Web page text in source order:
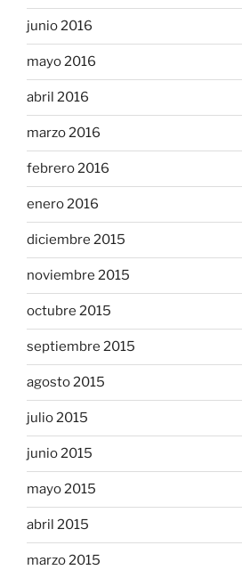
junio 2016
mayo 2016
abril 2016
marzo 2016
febrero 2016
enero 2016
diciembre 2015
noviembre 2015
octubre 2015
septiembre 2015
agosto 2015
julio 2015
junio 2015
mayo 2015
abril 2015
marzo 2015